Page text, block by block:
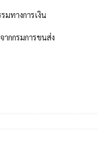
มทางการเงิน
กกรมการขนส่ง
ฒฐ 6006 ป้ายเขียวเลขประมูล ชิ้น